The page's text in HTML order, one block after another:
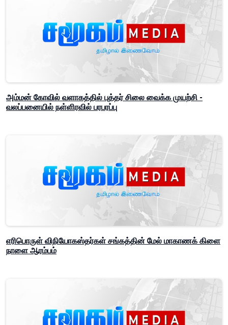
அம்மன் கோவில் வளாகத்தில் புத்தர் சிலை வைக்க முயற்சி -
வலப்பனையில் நள்ளிரவில் பரபரப்பு
எரிபொருள் விநியோகஸ்தர்கள் சங்கத்தின் மேல் மாகாணக் கிளை
நாளை ஆரம்பம்